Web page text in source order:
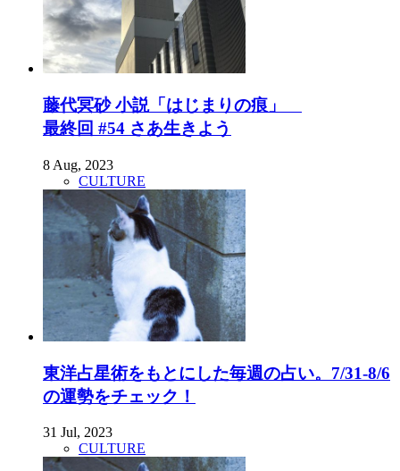
藤代冥砂 小説「はじまりの痕」
最終回 #54 さあ生きよう
8 Aug, 2023
CULTURE
東洋占星術をもとにした毎週の占い。7/31-8/6
の運勢をチェック！
31 Jul, 2023
CULTURE